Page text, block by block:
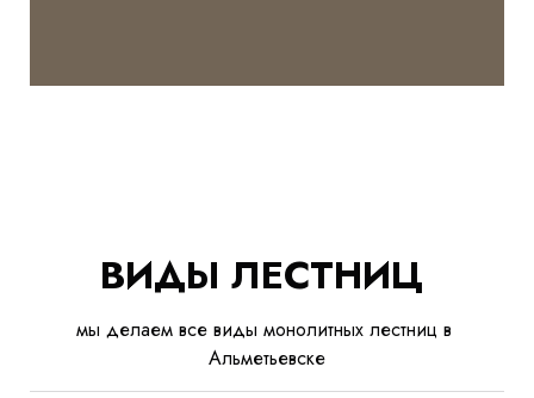
ВИДЫ ЛЕСТНИЦ
мы делаем все виды монолитных лестниц в
Альметьевске